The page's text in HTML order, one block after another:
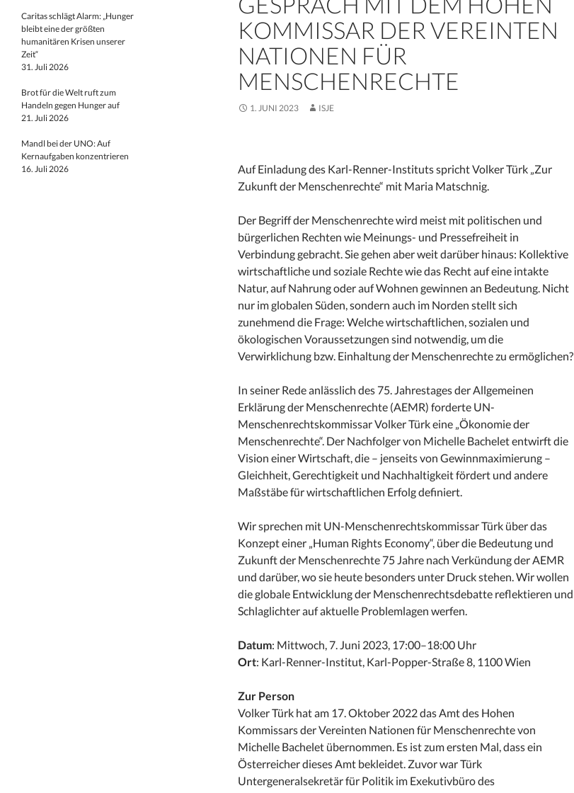
KOMMISSAR DER VEREINTEN
NATIONEN FÜR
MENSCHENRECHTE
1. JUNI 2023 ISJE
Auf Einladung des Karl-Renner-Instituts spricht Volker Türk „Zur
Zukunft der Menschenrechte“ mit Maria Matschnig.
Der Begriff der Menschenrechte wird meist mit politischen und
bürgerlichen Rechten wie Meinungs- und Pressefreiheit in
Verbindung gebracht. Sie gehen aber weit darüber hinaus: Kollektive
wirtschaftliche und soziale Rechte wie das Recht auf eine intakte
Natur, auf Nahrung oder auf Wohnen gewinnen an Bedeutung. Nicht
nur im globalen Süden, sondern auch im Norden stellt sich
zunehmend die Frage: Welche wirtschaftlichen, sozialen und
ökologischen Voraussetzungen sind notwendig, um die
Verwirklichung bzw. Einhaltung der Menschenrechte zu ermöglichen?
In seiner Rede anlässlich des 75. Jahrestages der Allgemeinen
Erklärung der Menschenrechte (AEMR) forderte UN-
Menschenrechtskommissar Volker Türk eine „Ökonomie der
Menschenrechte“. Der Nachfolger von Michelle Bachelet entwirft die
Vision einer Wirtschaft, die – jenseits von Gewinnmaximierung –
Gleichheit, Gerechtigkeit und Nachhaltigkeit fördert und andere
Maßstäbe für wirtschaftlichen Erfolg definiert.
Wir sprechen mit UN-Menschenrechtskommissar Türk über das
Konzept einer „Human Rights Economy“, über die Bedeutung und
Zukunft der Menschenrechte 75 Jahre nach Verkündung der AEMR
und darüber, wo sie heute besonders unter Druck stehen. Wir wollen
die globale Entwicklung der Menschenrechtsdebatte reflektieren und
Schlaglichter auf aktuelle Problemlagen werfen.
Datum: Mittwoch, 7. Juni 2023, 17:00–18:00 Uhr
Ort: Karl-Renner-Institut, Karl-Popper-Straße 8, 1100 Wien
Zur Person
Volker Türk hat am 17. Oktober 2022 das Amt des Hohen
Kommissars der Vereinten Nationen für Menschenrechte von
Michelle Bachelet übernommen. Es ist zum ersten Mal, dass ein
Österreicher dieses Amt bekleidet. Zuvor war Türk
Untergeneralsekretär für Politik im Exekutivbüro des
Caritas schlägt Alarm: „Hunger
bleibt eine der größten
humanitären Krisen unserer
Zeit“
31. Juli 2026
Brot für die Welt ruft zum
Handeln gegen Hunger auf
21. Juli 2026
Mandl bei der UNO: Auf
Kernaufgaben konzentrieren
16. Juli 2026